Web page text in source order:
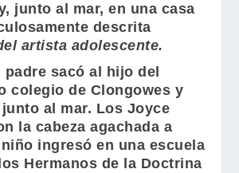
junto al mar, en una casa
descrita
artista adolescente.
sacó al hijo del
colegio de Clongowes y
al mar. Los Joyce
la cabeza agachada a
ingresó en una escuela
Hermanos de la Doctrina